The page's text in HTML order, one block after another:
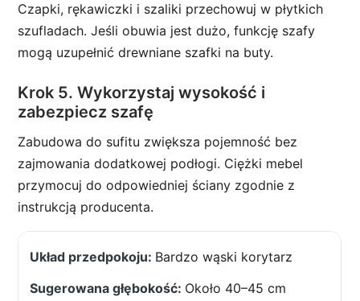
Czapki, rękawiczki i szaliki przechowuj w płytkich
szufladach. Jeśli obuwia jest dużo, funkcję szafy
mogą uzupełnić drewniane szafki na buty.
Krok 5. Wykorzystaj wysokość i
zabezpiecz szafę
Zabudowa do sufitu zwiększa pojemność bez
zajmowania dodatkowej podłogi. Ciężki mebel
przymocuj do odpowiedniej ściany zgodnie z
instrukcją producenta.
Bardzo wąski korytarz
Około 40–45 cm